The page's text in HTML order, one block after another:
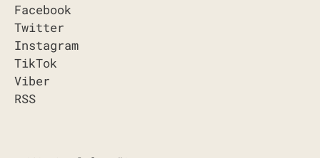
Facebook
Twitter
Instagram
TikTok
Viber
RSS